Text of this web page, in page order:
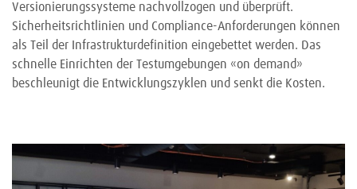
Versionierungssysteme nachvollzogen und überprüft.
Sicherheitsrichtlinien und Compliance-Anforderungen können
als Teil der Infrastrukturdefinition eingebettet werden. Das
schnelle Einrichten der Testumgebungen «on demand»
beschleunigt die Entwicklungszyklen und senkt die Kosten.